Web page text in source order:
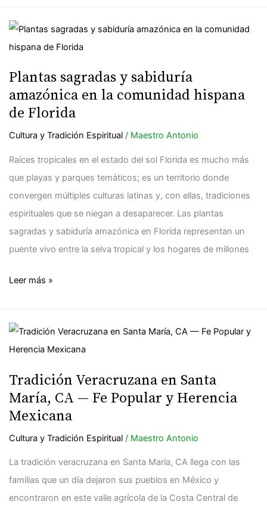
Plantas sagradas y sabiduría
amazónica en la comunidad hispana
de Florida
Cultura y Tradición Espiritual/ Maestro Antonio
Raíces tropicales en el estado del sol Florida es mucho más
que playas y parques temáticos; es un territorio donde
convergen múltiples culturas latinas y, con ellas, tradiciones
espirituales que se niegan a desaparecer. Las plantas
sagradas y sabiduría amazónica en Florida representan un
puente vivo entre la selva tropical y los hogares de millones
Plantas
sagradas
sabiduría
amazónica
en
la
comunidad
Leer más »
Tradición Veracruzana en Santa
María, CA — Fe Popular y Herencia
Mexicana
Cultura y Tradición Espiritual/ Maestro Antonio
La tradición veracruzana en Santa María, CA llega con las
familias que un día dejaron sus pueblos en México y
encontraron en este valle agrícola de la Costa Central de
Tradición
Veracruzana
Santa
María,
CA
—
Fe
Popular